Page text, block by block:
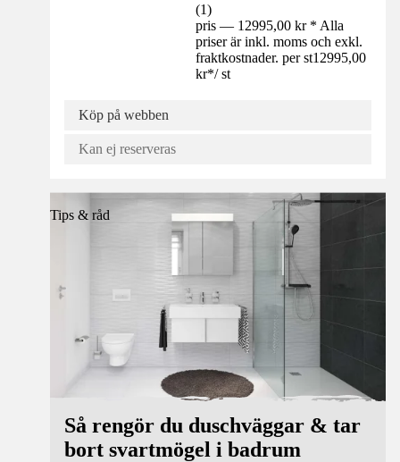
(1)
pris — 12995,00 kr * Alla
priser är inkl. moms och exkl.
fraktkostnader. per st12995,00
kr*/ st
Köp på webben
Kan ej reserveras
Tips & råd
Så rengör du duschväggar & tar
bort svartmögel i badrum